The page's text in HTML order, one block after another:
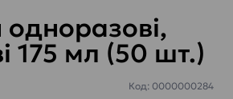
175 мл (50 шт.)
Код: 0000000284